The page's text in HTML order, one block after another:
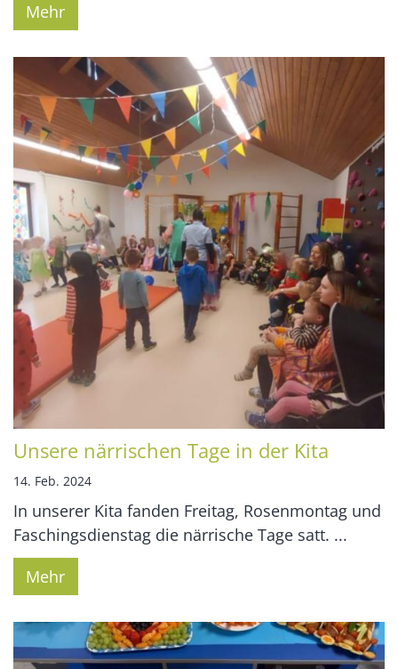
Mehr
Unsere närrischen Tage in der Kita
14. Feb. 2024
In unserer Kita fanden Freitag, Rosenmontag und
Faschingsdienstag die närrische Tage satt. ...
Mehr